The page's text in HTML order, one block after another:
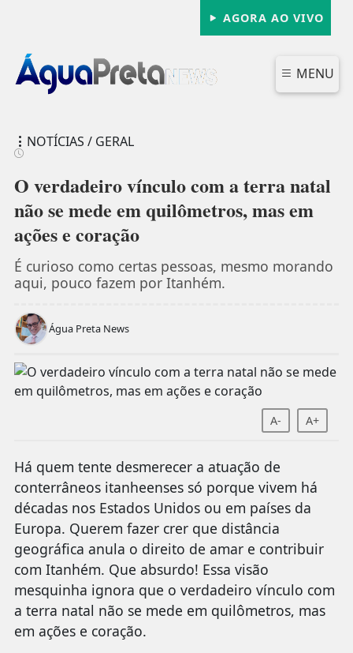
AGORA AO VIVO
MENU
NOTÍCIAS / GERAL
O verdadeiro vínculo com a terra natal
não se mede em quilômetros, mas em
ações e coração
É curioso como certas pessoas, mesmo morando
aqui, pouco fazem por Itanhém.
Água Preta News
A- A+
Há quem tente desmerecer a atuação de
conterrâneos itanheenses só porque vivem há
décadas nos Estados Unidos ou em países da
Europa. Querem fazer crer que distância
geográfica anula o direito de amar e contribuir
com Itanhém. Que absurdo! Essa visão
mesquinha ignora que o verdadeiro vínculo com
a terra natal não se mede em quilômetros, mas
em ações e coração.